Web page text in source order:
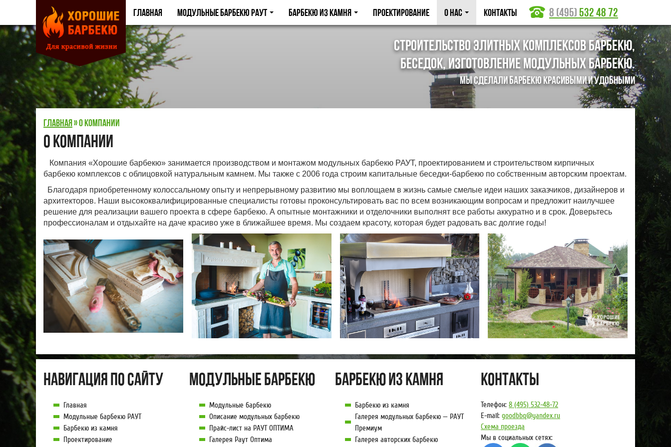
Главная Модульные барбекю Раут Барбекю из камня Проектирование О нас Контакты 8 (495)532 48 72
Строительство элитных комплексов барбекю,
беседок, изготовление модульных барбекю.
Мы сделали барбекю красивыми и удобными
Главная»О компании
О компании
Компания «Хорошие барбекю» занимается производством и монтажом модульных барбекю РАУТ, проектированием и строительством кирпичных
барбекю комплексов с облицовкой натуральным камнем. Мы также с 2006 года строим капитальные беседки-барбекю по собственным авторским проектам.
Благодаря приобретенному колоссальному опыту и непрерывному развитию мы воплощаем в жизнь самые смелые идеи наших заказчиков, дизайнеров и
архитекторов. Наши высококвалифицированные специалисты готовы проконсультировать вас по всем возникающим вопросам и предложит наилучшее
решение для реализации вашего проекта в сфере барбекю. А опытные монтажники и отделочники выполнят все работы аккуратно и в срок. Доверьтесь
профессионалам и отдыхайте на даче красиво уже в ближайшее время. Мы создаем красоту, которая будет радовать вас долгие годы!
Навигация по сайту
Главная
Модульные барбекю РАУТ
Барбекю из камня
Проектирование
Модульные барбекю
Модульные барбекю
Описание модульных барбекю
Прайс-лист на РАУТ ОПТИМА
Галерея Раут Оптима
Барбекю из камня
Барбекю из камня
Галерея модульных барбекю — РАУТ
Премиум
Галерея авторских барбекю
Контакты
Телефон: 8 (495) 532-48-72
E-mail: goodbbq@yandex.ru
Схема проезда
Мы в социальных сетях: